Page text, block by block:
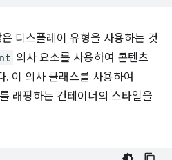
디스플레이 유형을 사용하는 것
의사 요소를 사용하여 콘텐츠
. 이 의사 클래스를 사용하여
래핑하는 컨테이너의 스타일을